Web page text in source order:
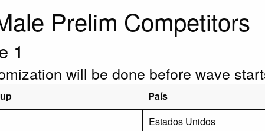
Prelim Competitors
1
will be done before wave
País
Estados Unidos